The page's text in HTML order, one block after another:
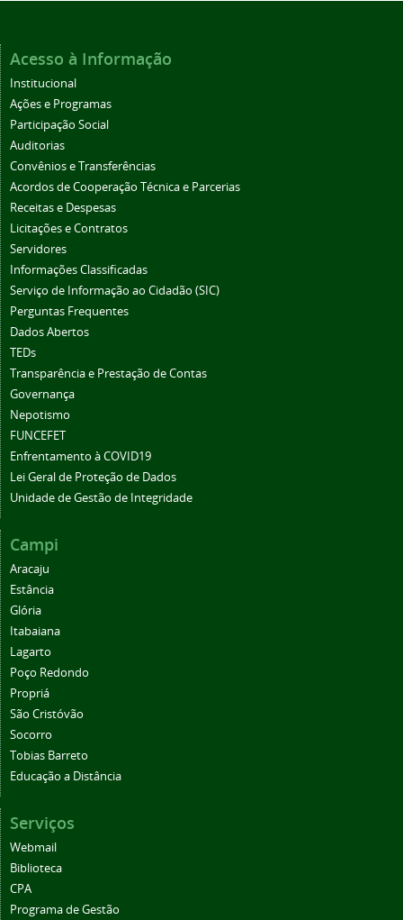
Acesso à Informação
Institucional
Ações e Programas
Participação Social
Auditorias
Convênios e Transferências
Acordos de Cooperação Técnica e Parcerias
Receitas e Despesas
Licitações e Contratos
Servidores
Informações Classificadas
Serviço de Informação ao Cidadão (SIC)
Perguntas Frequentes
Dados Abertos
TEDs
Transparência e Prestação de Contas
Governança
Nepotismo
FUNCEFET
Enfrentamento à COVID19
Lei Geral de Proteção de Dados
Unidade de Gestão de Integridade
Campi
Aracaju
Estância
Glória
Itabaiana
Lagarto
Poço Redondo
Propriá
São Cristóvão
Socorro
Tobias Barreto
Educação a Distância
Serviços
Webmail
Biblioteca
CPA
Programa de Gestão